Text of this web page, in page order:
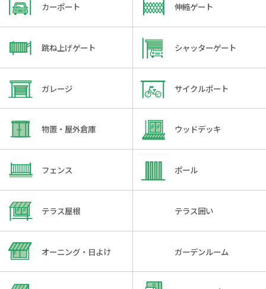
カーポート 伸縮ゲート
跳ね上げゲート シャッターゲート
ガレージ サイクルポート
物置・屋外倉庫 ウッドデッキ
フェンス ポール
テラス屋根 テラス囲い
オーニング・日よけ ガーデンルーム